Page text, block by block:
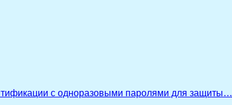
с одноразовыми паролями для защиты…